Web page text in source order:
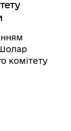
комітету
було